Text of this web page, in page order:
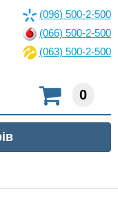
(096) 500-2-500
(066) 500-2-500
(063) 500-2-500
0